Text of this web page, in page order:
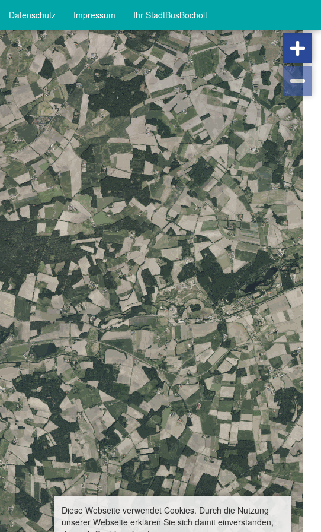
Datenschutz Impressum Ihr StadtBusBocholt
Diese Webseite verwendet Cookies. Durch die Nutzung
unserer Webseite erklären Sie sich damit einverstanden,